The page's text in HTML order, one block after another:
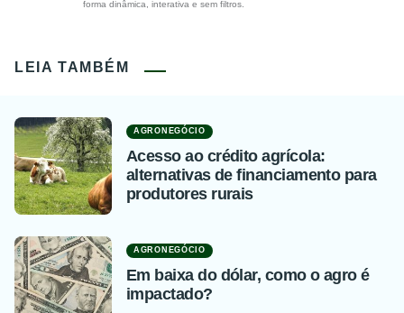
forma dinâmica, interativa e sem filtros.
LEIA TAMBÉM
AGRONEGÓCIO
Acesso ao crédito agrícola:
alternativas de financiamento para
produtores rurais
AGRONEGÓCIO
Em baixa do dólar, como o agro é
impactado?